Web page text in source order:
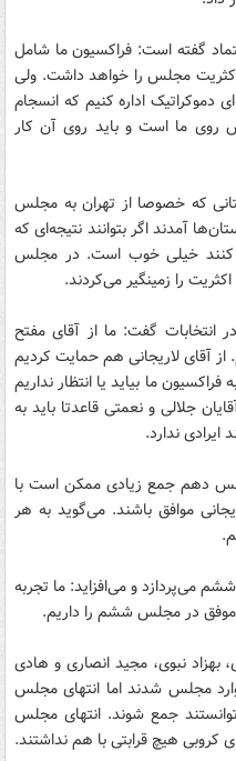
گفته است: فراکسیون ما شامل
اکثریت مجلس را خواهد داشت. ولی
دموکراتیک اداره کنیم که انسجام
ما است و باید روی آن کار
که خصوصا از تهران به مجلس
آمدند اگر بتوانند نتیجه‌ای که
کنند خیلی خوب است. در مجلس
را زمینگیر می‌کردند.
انتخابات گفت: ما از آقای مفتح
از آقای لاریجانی هم حمایت کردیم
فراکسیون ما بیاید یا انتظار نداریم
جلالی و نعمتی قاعدتا باید به
ایرادی ندارد.
دهم جمع زیادی ممکن است با
موافق باشند. می‌گوید به هر
می‌پردازد و می‌افزاید: ما تجربه
در مجلس ششم را داریم.
نبوی، مجید انصاری و هادی
مجلس شدند اما انتهای مجلس
جمع شوند. انتهای مجلس
کروبی هیچ قرابتی با هم نداشتند.